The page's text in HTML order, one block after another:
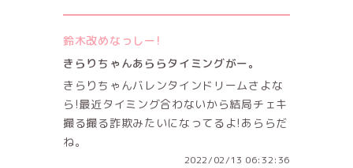
鈴木改めなっしー!
きらりちゃんあららタイミングがー。
きらりちゃんバレンタインドリームさよな
ら!最近タイミング合わないから結局チェキ
撮る撮る詐欺みたいになってるよ!あららだ
ね。
2022/02/13 06:32:36